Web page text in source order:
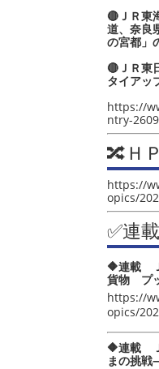
🔴ＪＲ東
道、奈良
の宮都」
🔴ＪＲ東
タイアッ
https://
ntry-
🔀Ｈ
https://
opics/
✅連
🔶連載
貨物 プ
https://
opics/
🔶連載
まの挑